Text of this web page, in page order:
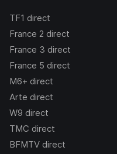
TF1 direct
France 2 direct
France 3 direct
France 5 direct
M6+ direct
Arte direct
W9 direct
TMC direct
BFMTV direct